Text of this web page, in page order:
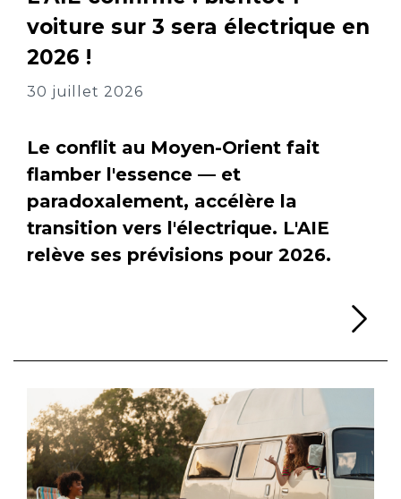
voiture sur 3 sera électrique en
2026 !
30 juillet 2026
Le conflit au Moyen-Orient fait
flamber l'essence — et
paradoxalement, accélère la
transition vers l'électrique. L'AIE
relève ses prévisions pour 2026.